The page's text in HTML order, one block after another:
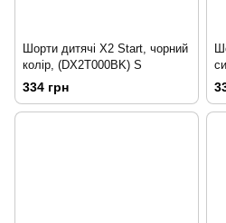
Шорти дитячі X2 Start, чорний
колір, (DX2T000BK) S
334 грн
M